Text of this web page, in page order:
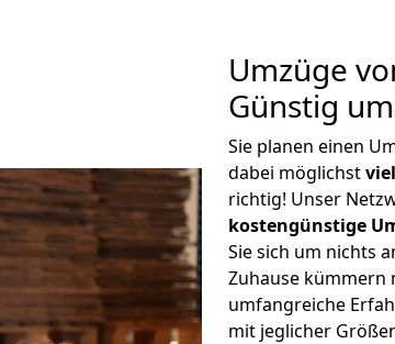
Umzüge
Günstig
Sie planen einen
dabei möglichst
richtig! Unser
kostengünstige
Sie sich um nichts
Zuhause kümmern
umfangreiche
mit jeglicher